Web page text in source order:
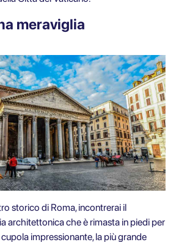
meraviglia
storico di Roma, incontrerai il
architettonica che è rimasta in piedi per
impressionante, la più grande